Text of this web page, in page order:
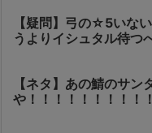
【疑問】弓の☆5いな
うよりイシュタル待つ
【ネタ】あの鯖のサン
や！！！！！！！！！